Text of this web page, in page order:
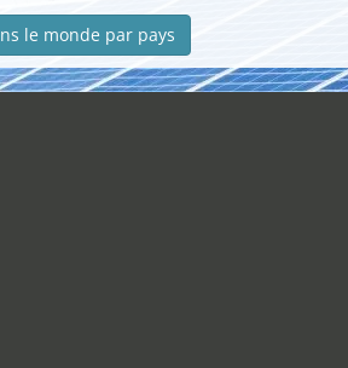
le monde par pays